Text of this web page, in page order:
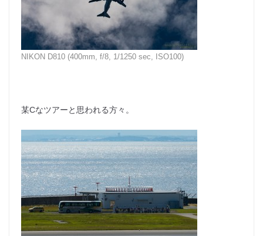
NIKON D810 (400mm, f/8, 1/1250 sec, ISO100)
某Cなツアーと思われる方々。